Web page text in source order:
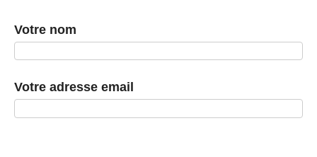
Votre nom
Votre adresse email